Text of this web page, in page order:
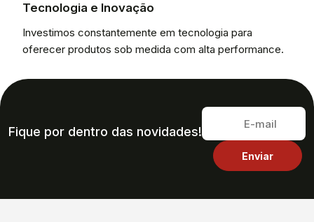
Tecnologia e Inovação
Investimos constantemente em tecnologia para
oferecer produtos sob medida com alta performance.
Fique por dentro das novidades!